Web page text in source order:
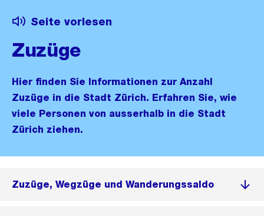
Seite vorlesen
Zuzüge
Hier finden Sie Informationen zur Anzahl
Zuzüge in die Stadt Zürich. Erfahren Sie, wie
viele Personen von ausserhalb in die Stadt
Zürich ziehen.
Zuzüge, Wegzüge und Wanderungssaldo